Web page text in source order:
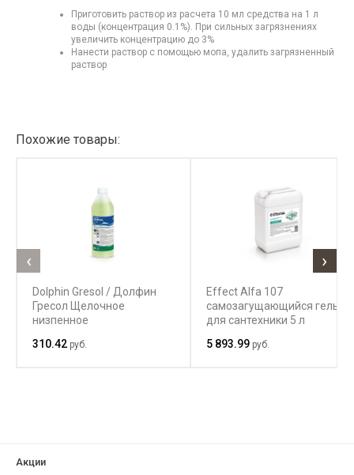
Приготовить раствор из расчета 10 мл средства на 1 л
воды (концентрация 0.1%). При сильных загрязнениях
увеличить концентрацию до 3%
Нанести раствор с помощью мопа, удалить загрязненный
раствор
Похожие товары:
Dolphin Gresol / Долфин
Гресол Щелочное
низпенное
средство для
310.42 руб.
Effect Alfa 107
самозагущающийся гель
для сантехники 5 л
5 893.99 руб.
‹ ›
Акции